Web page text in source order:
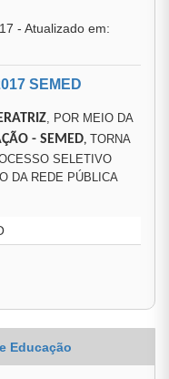
- Atualizado em:
SEMED
, POR MEIO DA
- SEMED, TORNA
SELETIVO
DA REDE PÚBLICA
Educação